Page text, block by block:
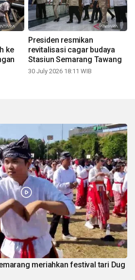
ke
Presiden resmikan
revitalisasi cagar budaya
Stasiun Semarang Tawang
30 July 2026 18:11 WIB
meriahkan festival tari Dug